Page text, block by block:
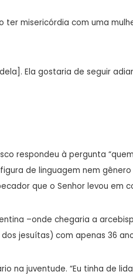
misericórdia com uma
Ela gostaria de seguir
respondeu à pergunta
de linguagem nem
que o Senhor levou em
–onde chegaria a
jesuítas) com apenas 36
na juventude. “Eu tinha de